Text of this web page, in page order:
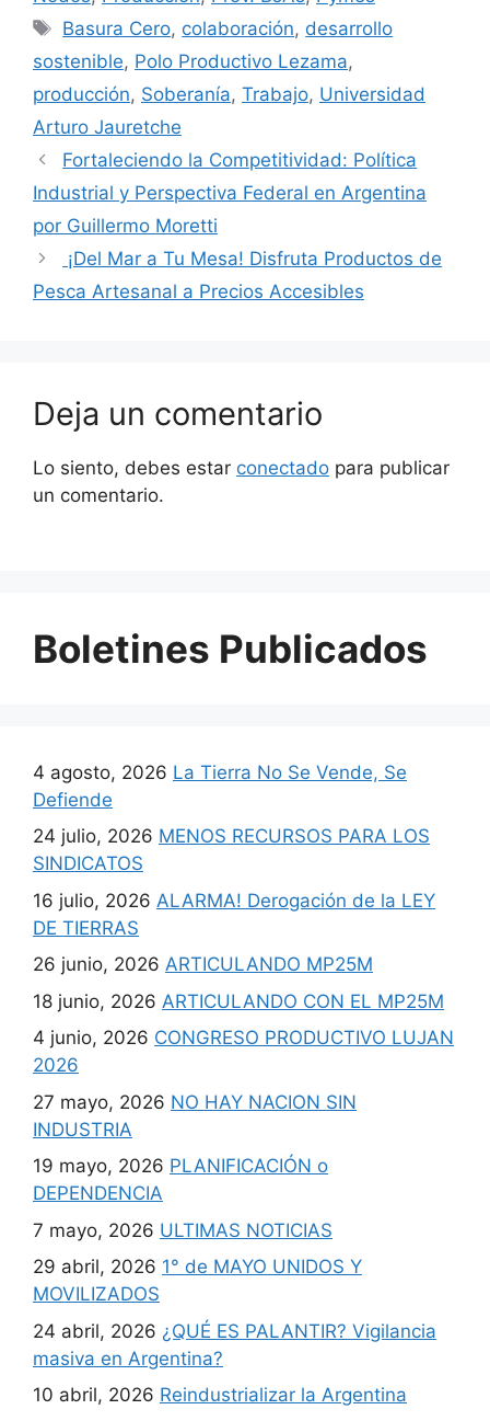
Basura Cero, colaboración, desarrollo
sostenible, Polo Productivo Lezama,
producción, Soberanía, Trabajo, Universidad
Arturo Jauretche
Fortaleciendo la Competitividad: Política
Industrial y Perspectiva Federal en Argentina
por Guillermo Moretti
¡Del Mar a Tu Mesa! Disfruta Productos de
Pesca Artesanal a Precios Accesibles
Deja un comentario
Lo siento, debes estar conectado para publicar
un comentario.
Boletines Publicados
4 agosto, 2026 La Tierra No Se Vende, Se
Defiende
24 julio, 2026 MENOS RECURSOS PARA LOS
SINDICATOS
16 julio, 2026 ALARMA! Derogación de la LEY
DE TIERRAS
26 junio, 2026 ARTICULANDO MP25M
18 junio, 2026 ARTICULANDO CON EL MP25M
4 junio, 2026 CONGRESO PRODUCTIVO LUJAN
2026
27 mayo, 2026 NO HAY NACION SIN
INDUSTRIA
19 mayo, 2026 PLANIFICACIÓN o
DEPENDENCIA
7 mayo, 2026 ULTIMAS NOTICIAS
29 abril, 2026 1° de MAYO UNIDOS Y
MOVILIZADOS
24 abril, 2026 ¿QUÉ ES PALANTIR? Vigilancia
masiva en Argentina?
10 abril, 2026 Reindustrializar la Argentina